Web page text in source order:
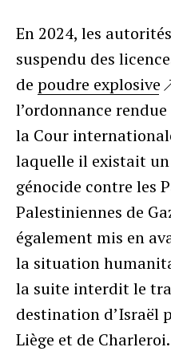
En 2024, les
suspendu des
de poudre explosive
l’ordonnance
la Cour
laquelle il existait
génocide contre les
Palestiniennes de
également mis en
la situation
la suite interdit le
destination d’Israël
Liège et de Charleroi.